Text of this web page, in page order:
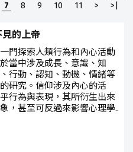
7 8 9 10 11 > >|
的上帝
門探索人類行為和內心活動
當中涉及成長、意識、知
行動、認知、動機、情緒等
研究。信仰涉及內心的活
行為與表現，其所衍生出來
，甚至可反過來影響心理學..